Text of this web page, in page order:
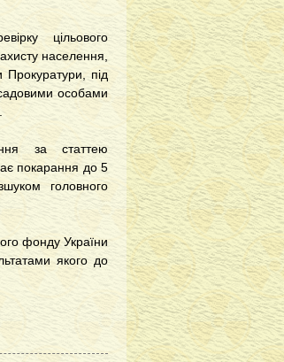
цільового
населення,
Прокуратури, під
особами
за статтею
покарання до 5
головного
фонду України
якого до